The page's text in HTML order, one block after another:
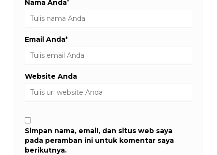
Nama Anda*
Email Anda*
Website Anda
Simpan nama, email, dan situs web saya
pada peramban ini untuk komentar saya
berikutnya.